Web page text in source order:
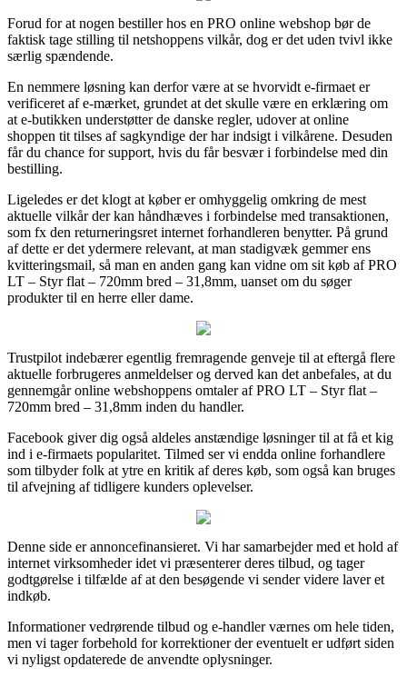
Forud for at nogen bestiller hos en PRO online webshop bør de
faktisk tage stilling til netshoppens vilkår, dog er det uden tvivl ikke
særlig spændende.
En nemmere løsning kan derfor være at se hvorvidt e-firmaet er
verificeret af e-mærket, grundet at det skulle være en erklæring om
at e-butikken understøtter de danske regler, udover at online
shoppen tit tilses af sagkyndige der har indsigt i vilkårene. Desuden
får du chance for support, hvis du får besvær i forbindelse med din
bestilling.
Ligeledes er det klogt at køber er omhyggelig omkring de mest
aktuelle vilkår der kan håndhæves i forbindelse med transaktionen,
som fx den returneringsret internet forhandleren benytter. På grund
af dette er det ydermere relevant, at man stadigvæk gemmer ens
kvitteringsmail, så man en anden gang kan vidne om sit køb af PRO
LT – Styr flat – 720mm bred – 31,8mm, uanset om du søger
produkter til en herre eller dame.
Trustpilot indebærer egentlig fremragende genveje til at eftergå flere
aktuelle forbrugeres anmeldelser og derved kan det anbefales, at du
gennemgår online webshoppens omtaler af PRO LT – Styr flat –
720mm bred – 31,8mm inden du handler.
Facebook giver dig også aldeles anstændige løsninger til at få et kig
ind i e-firmaets popularitet. Tilmed ser vi endda online forhandlere
som tilbyder folk at ytre en kritik af deres køb, som også kan bruges
til afvejning af tidligere kunders oplevelser.
Denne side er annoncefinansieret. Vi har samarbejder med et hold af
internet virksomheder idet vi præsenterer deres tilbud, og tager
godtgørelse i tilfælde af at den besøgende vi sender videre laver et
indkøb.
Informationer vedrørende tilbud og e-handler værnes om hele tiden,
men vi tager forbehold for korrektioner der eventuelt er udført siden
vi nyligst opdaterede de anvendte oplysninger.